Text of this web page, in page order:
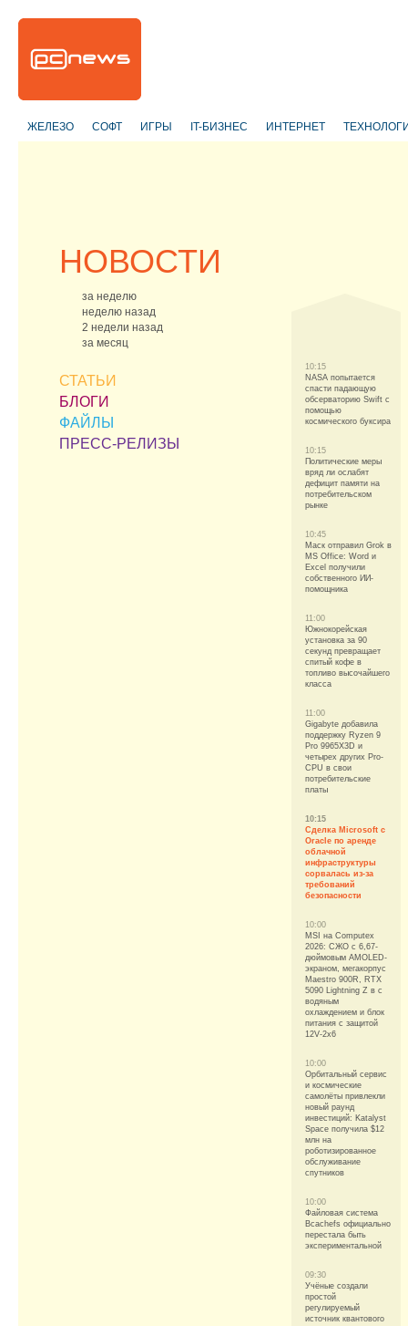
ЖЕЛЕЗО СОФТ ИГРЫ IT-БИЗНЕС ИНТЕРНЕТ
НОВОСТИ
за неделю
неделю назад
2 недели назад
за месяц
СТАТЬИ
БЛОГИ
ФАЙЛЫ
ПРЕСС-РЕЛИЗЫ
10:15
NASA попытается
спасти падающую
обсерваторию Swift с
помощью
космического буксира
10:15
Политические меры
вряд ли ослабят
дефицит памяти на
потребительском
рынке
10:45
Маск отправил Grok в
MS Office: Word и
Excel получили
собственного ИИ-
помощника
11:00
Южнокорейская
установка за 90
секунд превращает
спитый кофе в
топливо высочайшего
класса
11:00
Gigabyte добавила
поддержку Ryzen 9
Pro 9965X3D и
четырех других Pro-
CPU в свои
потребительские
платы
10:15
Сделка Microsoft с
Oracle по аренде
облачной
инфраструктуры
сорвалась из-за
требований
безопасности
10:00
MSI на Computex
2026: СЖО с 6,67-
дюймовым AMOLED-
экраном, мегакорпус
Maestro 900R, RTX
5090 Lightning Z в с
водяным
охлаждением и блок
питания с защитой
12V-2x6
10:00
Орбитальный сервис
и космические
самолёты привлекли
новый раунд
инвестиций: Katalyst
Space получила $12
млн на
роботизированное
обслуживание
спутников
10:00
Файловая система
Bcachefs официально
перестала быть
экспериментальной
09:30
Учёные создали
простой
регулируемый
источник квантового